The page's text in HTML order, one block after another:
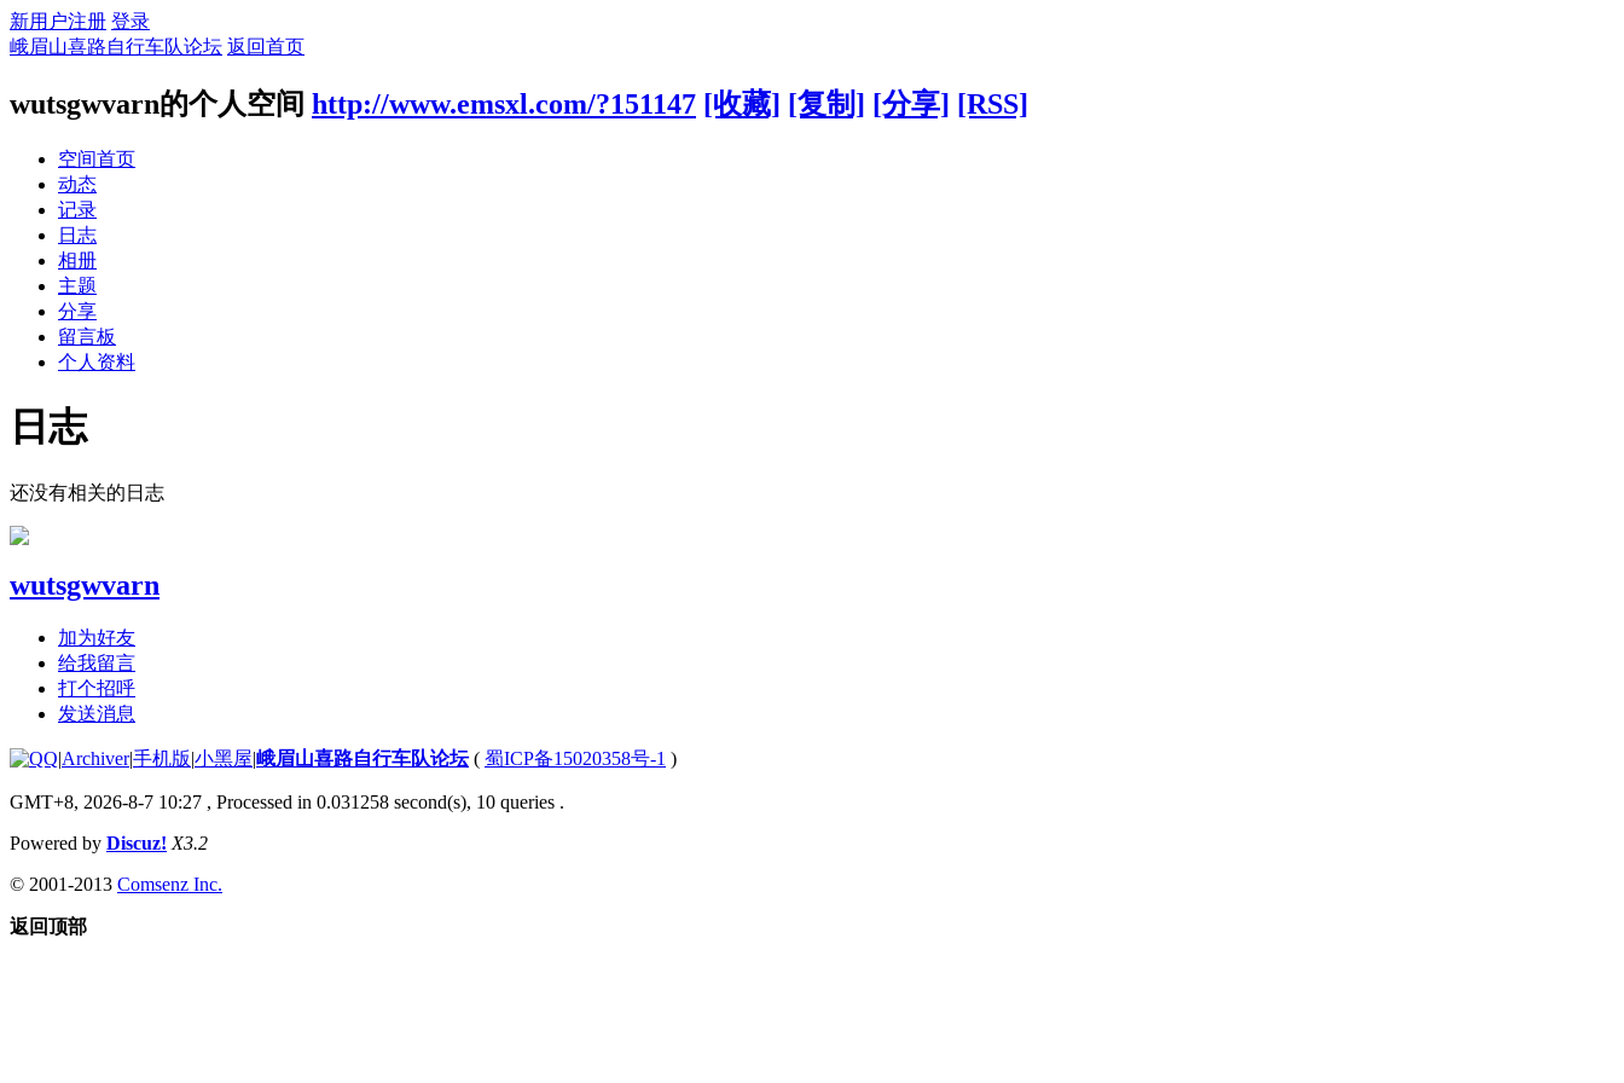
新用户注册 登录
峨眉山喜路自行车队论坛 返回首页
wutsgwvarn的个人空间 http://www.emsxl.com/?151147 [收藏] [复制] [分享] [RSS]
空间首页
动态
记录
日志
相册
主题
分享
留言板
个人资料
日志
还没有相关的日志
wutsgwvarn
加为好友
给我留言
打个招呼
发送消息
|Archiver|手机版|小黑屋|峨眉山喜路自行车队论坛( 蜀ICP备15020358号-1 )
GMT+8, 2026-8-7 10:27 , Processed in 0.031258 second(s), 10 queries .
Powered by Discuz! X3.2
© 2001-2013 Comsenz Inc.
返回顶部